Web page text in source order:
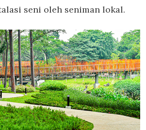
seni oleh seniman lokal.